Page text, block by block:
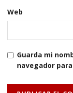
Web
Guarda mi
navegador